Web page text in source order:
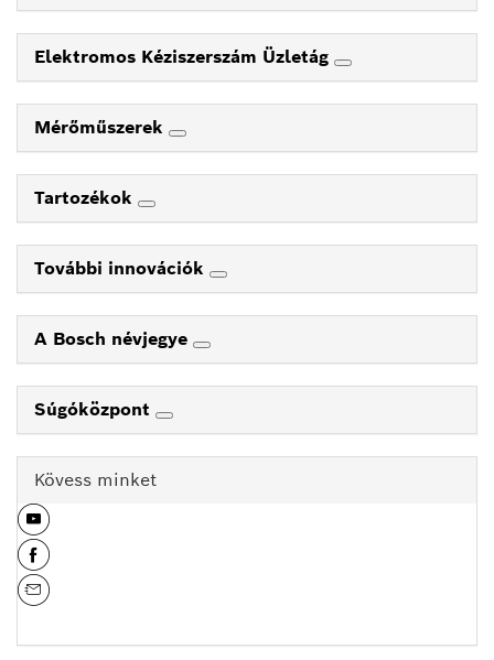
Elektromos Kéziszerszám Üzletág
Mérőműszerek
Tartozékok
További innovációk
A Bosch névjegye
Súgóközpont
Kövess minket